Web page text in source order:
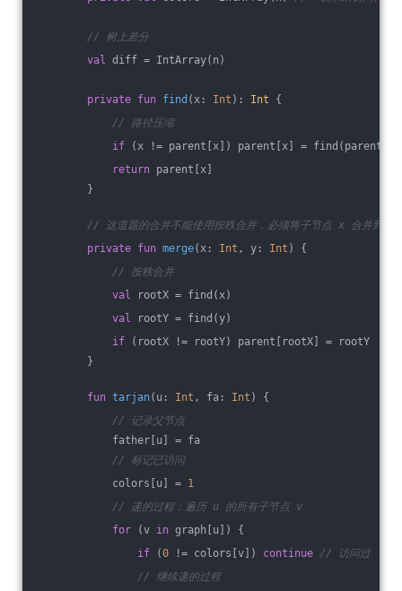
// 树上差分
val
diff = IntArray(n)
private fun find (x: Int ) : Int {
// 路径压缩
if (x != parent[x]) parent[x] =
return parent[x]
}
// 这道题的合并不能使用按秩合并，必须将子节点 x 合并到 y
private fun merge(x: Int , y: Int )
{
// 按秩合并
val
rootX = find(x)
val
rootY = find(y)
if (rootX != rootY) parent[rootX] = rootY
}
fun tarjan(u: Int , fa: Int )
{
// 记录父节点
father[u] = fa
// 标记已访问
colors[u] = 1
// 递的过程：遍历 u 的所有子节点 v
for (v in graph[u]) {
if (0 != colors[v]) continue // 访问过
// 继续递的过程